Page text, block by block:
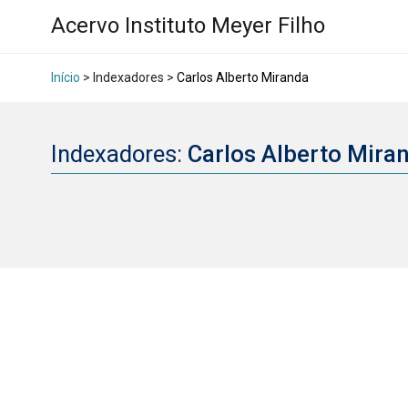
Acervo Instituto Meyer Filho
Início > Indexadores > Carlos Alberto Miranda
Indexadores: Carlos Alberto